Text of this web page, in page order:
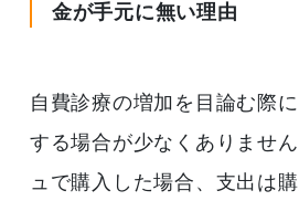
金が手元に無い理由
自費診療の増加を目論む際
する場合が少なくありませ
ュで購入した場合、支出は